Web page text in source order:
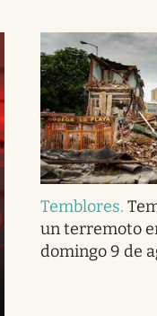
Temblores.
un terremoto
domingo 9 de